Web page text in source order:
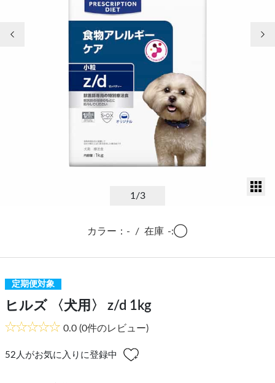
前の画像
1 /3
カラー：- / 在庫 -:◯
定期便対象
ヒルズ 〈犬用〉 z/d 1kg
0.0 (0件のレビュー)
52 人がお気に入りに登録中